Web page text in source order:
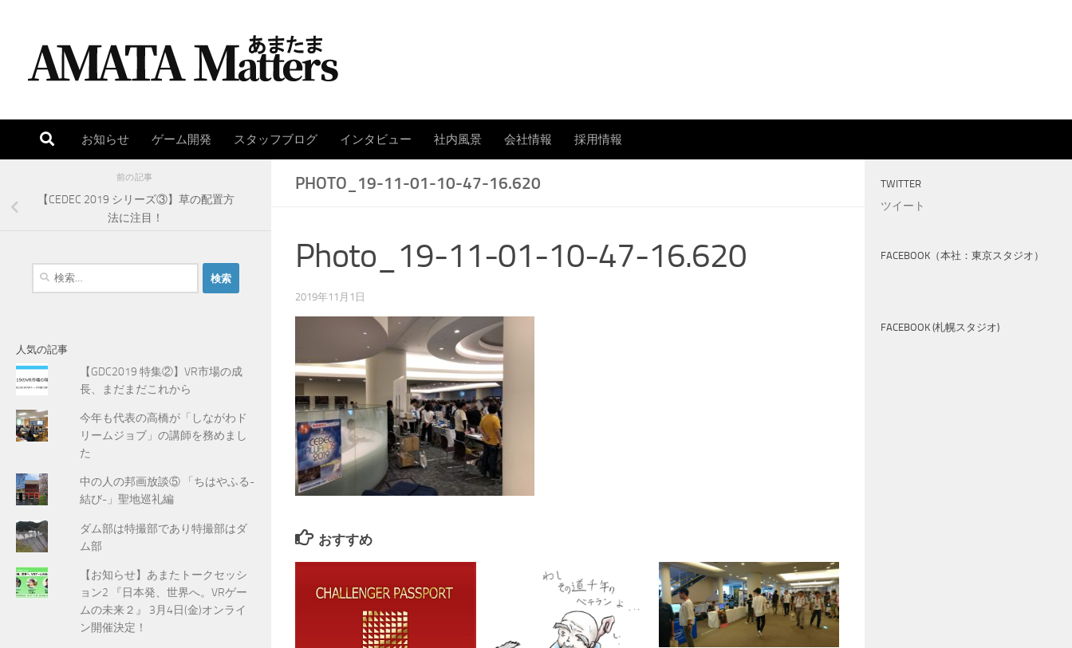
お知らせ ゲーム開発 スタッフブログ インタビュー 社内風景 会社情報 採用情報
PHOTO_19-11-01-10-47-16.620
Photo_19-11-01-10-47-16.620
2019年11月1日
おすすめ
前の記事
【CEDEC 2019 シリーズ③】草の配置方
法に注目！
検
人気の記事
【GDC2019 特集②】VR市場の成
長、まだまだこれから
今年も代表の高橋が「しながわド
リームジョブ」の講師を務めまし
た
中の人の邦画放談⑤ 「ちはやふる-
結び-」聖地巡礼編
ダム部は特撮部であり特撮部はダ
ム部
【お知らせ】あまたトークセッシ
ョン2 『日本発、世界へ。VRゲー
ムの未来２』 3月4日(金)オンライ
ン開催決定！
TWITTER
ツイート
FACEBOOK（本社：東京スタジオ）
FACEBOOK (札幌スタジオ)